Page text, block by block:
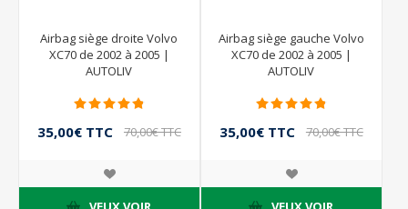
Airbag siège droite Volvo
XC70 de 2002 à 2005 |
AUTOLIV
35,00€ TTC 70,00€ TTC
Airbag siège gauche Volvo
XC70 de 2002 à 2005 |
AUTOLIV
35,00€ TTC 70,00€ TTC